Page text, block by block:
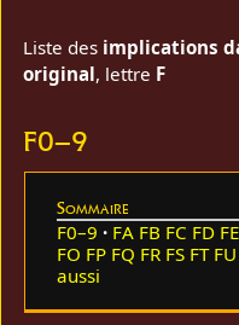
Liste des implications
original, lettre F
F0–9
Sommaire
F0–9 FA FB FC FD FE
FO FP FQ FR FS FT FU
aussi